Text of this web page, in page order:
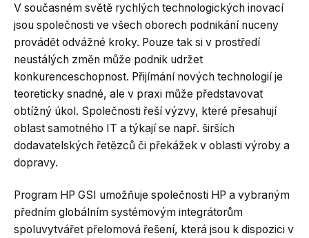
V současném světě rychlých technologických inovací
jsou společnosti ve všech oborech podnikání nuceny
provádět odvážné kroky. Pouze tak si v prostředí
neustálých změn může podnik udržet
konkurenceschopnost. Přijímání nových technologií je
teoreticky snadné, ale v praxi může představovat
obtížný úkol. Společnosti řeší výzvy, které přesahují
oblast samotného IT a týkají se např. širších
dodavatelských řetězců či překážek v oblasti výroby a
dopravy.
Program HP GSI umožňuje společnosti HP a vybraným
předním globálním systémovým integrátorům
spoluvytvářet přelomová řešení, která jsou k dispozici v